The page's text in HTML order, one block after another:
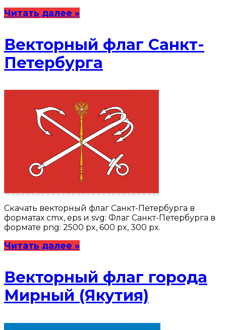
Читать далее »
Векторный флаг Санкт-
Петербурга
Скачать векторный флаг Санкт-Петербурга в
форматах cmx, eps и svg: Флаг Санкт-Петербурга в
формате png: 2500 px, 600 px, 300 px.
Читать далее »
Векторный флаг города
Мирный (Якутия)